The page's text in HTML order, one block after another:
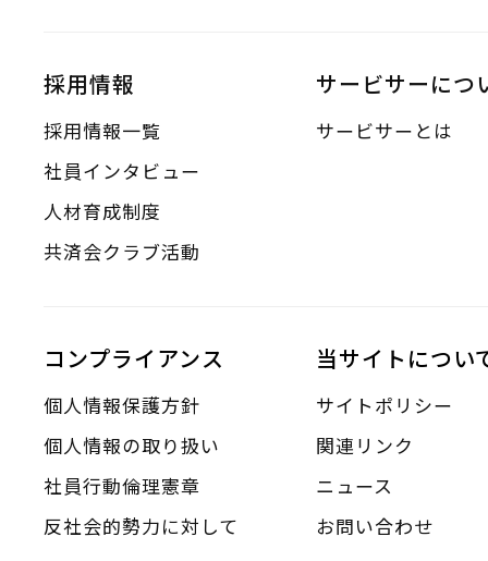
採用情報
採用情報一覧
社員インタビュー
人材育成制度
共済会クラブ活動
サービサーにつ
サービサーとは
コンプライアンス
個人情報保護方針
個人情報の取り扱い
社員行動倫理憲章
反社会的勢力に対して
当サイトについ
サイトポリシー
関連リンク
ニュース
お問い合わせ